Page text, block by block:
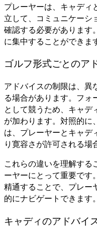
プレーヤーは、キャディ
立して、コミュニケーシ
確認する必要があります
に集中することができま
ゴルフ形式ごとのア
アドバイスの制限は、異
る場合があります。フォ
として競うため、キャデ
が加わります。対照的に
は、プレーヤーとキャデ
り寛容さが許可される場
これらの違いを理解する
ーヤーにとって重要です
精通することで、プレー
的にナビゲートできます。
キャディのアドバイ